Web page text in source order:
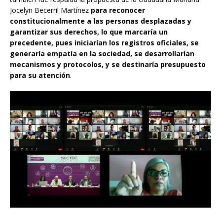
Jocelyn Becerril Martínez para reconocer
constitucionalmente a las personas desplazadas y
garantizar sus derechos, lo que marcaría un
precedente, pues iniciarían los registros oficiales, se
generaría empatía en la sociedad, se desarrollarían
mecanismos y protocolos, y se destinaría presupuesto
para su atención.